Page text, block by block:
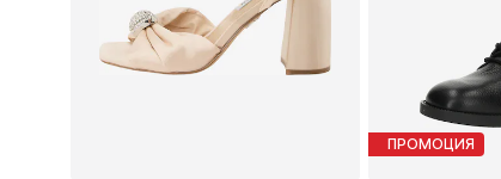
ПРОМОЦИЯ